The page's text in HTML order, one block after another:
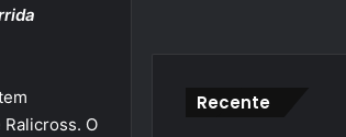
O
Recente